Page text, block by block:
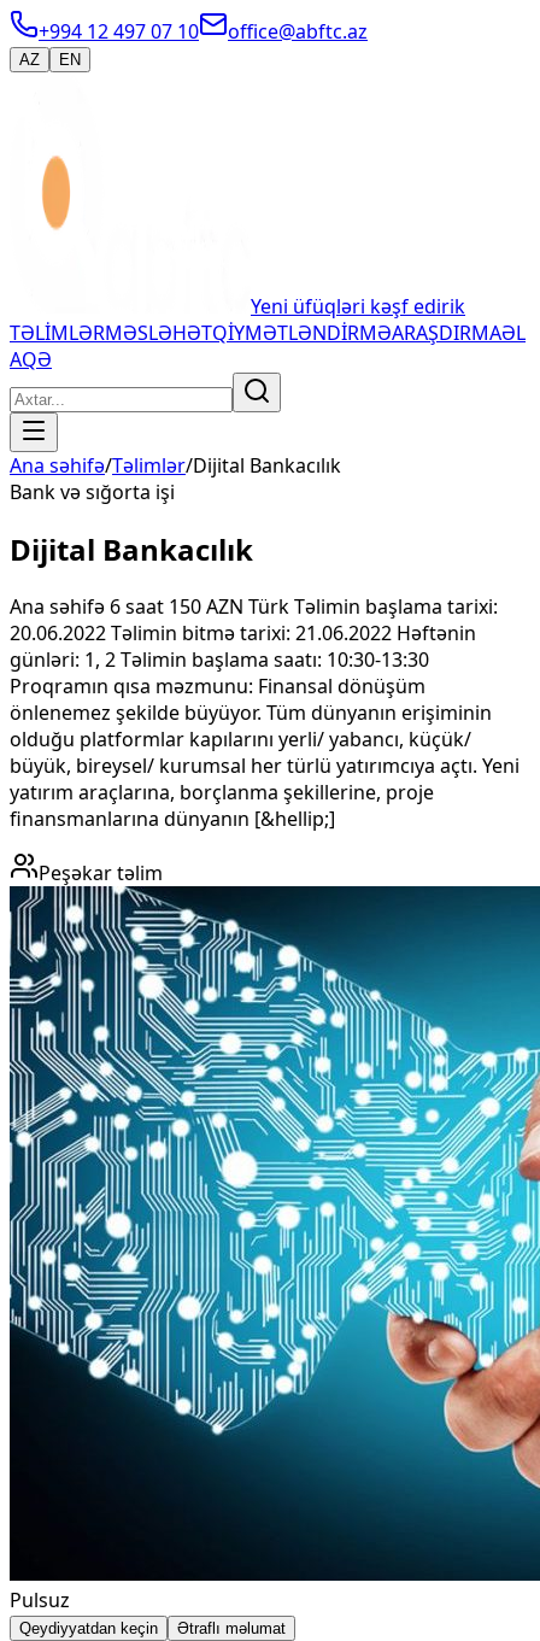
+994 12 497 07 10 office@abftc.az
AZ EN
Yeni üfüqləri kəşf edirik
TƏLİMLƏRMƏSLƏHƏTQİYMƏTLƏNDİRMƏARAŞDIRMAƏL
AQƏ
Ana səhifə/Təlimlər/Dijital Bankacılık
Bank və sığorta işi
Dijital Bankacılık
Ana səhifə 6 saat 150 AZN Türk Təlimin başlama tarixi:
20.06.2022 Təlimin bitmə tarixi: 21.06.2022 Həftənin
günləri: 1, 2 Təlimin başlama saatı: 10:30-13:30
Proqramın qısa məzmunu: Finansal dönüşüm
önlenemez şekilde büyüyor. Tüm dünyanın erişiminin
olduğu platformlar kapılarını yerli/ yabancı, küçük/
büyük, bireysel/ kurumsal her türlü yatırımcıya açtı. Yeni
yatırım araçlarına, borçlanma şekillerine, proje
finansmanlarına dünyanın [&hellip;]
Peşəkar təlim
Pulsuz
Qeydiyyatdan keçin Ətraflı məlumat